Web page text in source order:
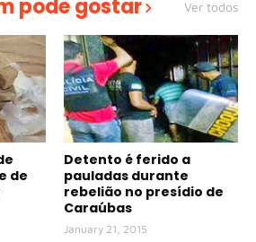
pode gostar Ver todos
de
Detento é ferido a
pauladas durante
rebelião no presídio de
Caraúbas
January 21, 2015